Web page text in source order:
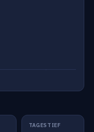
TAGESTIEF